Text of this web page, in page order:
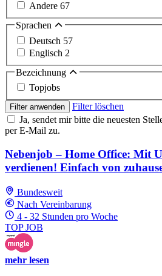
Andere 67
Sprachen
Deutsch 57
Englisch 2
Bezeichnung
Topjobs
Filter anwenden
Filter löschen
Ja, sendet mir bitte die neuesten
per E-Mail zu.
Nebenjob – Home Office: Mit
verdienen! Einfach von
Bundesweit
Nach Vereinbarung
4 - 32 Stunden pro Woche
TOP JOB
mehr lesen